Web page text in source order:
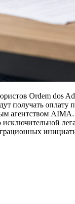
Ordem dos
получать
агентством